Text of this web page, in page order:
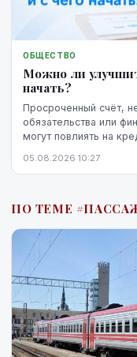
ОБЩЕСТВО
Можно ли
начать?
Просроченный счёт,
обязательства или
могут повлиять на
невозможно
действия.
05.08.2026 10:27
ПО ТЕМЕ